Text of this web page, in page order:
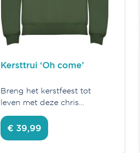
Kersttrui ‘Oh come’
Breng het kerstfeest tot
leven met deze chris…
€ 39,99